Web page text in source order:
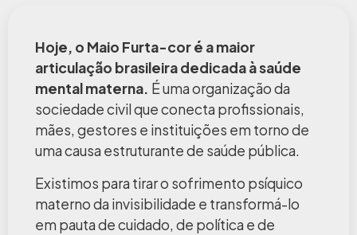
Hoje, o Maio Furta-cor é a maior
articulação brasileira dedicada à saúde
mental materna. É uma organização da
sociedade civil que conecta profissionais,
mães, gestores e instituições em torno de
uma causa estruturante de saúde pública.
Existimos para tirar o sofrimento psíquico
materno da invisibilidade e transformá-lo
em pauta de cuidado, de política e de